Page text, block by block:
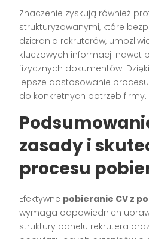
Znaczenie zyskują również
strukturyzowanymi, które
działania rekruterów,
kluczowych informacji nawet
fizycznych dokumentów.
lepsze dostosowanie
do konkretnych potrzeb firmy.
zasady i
procesu
Efektywne pobieranie CV z
wymaga odpowiednich
struktury panelu rekrutera